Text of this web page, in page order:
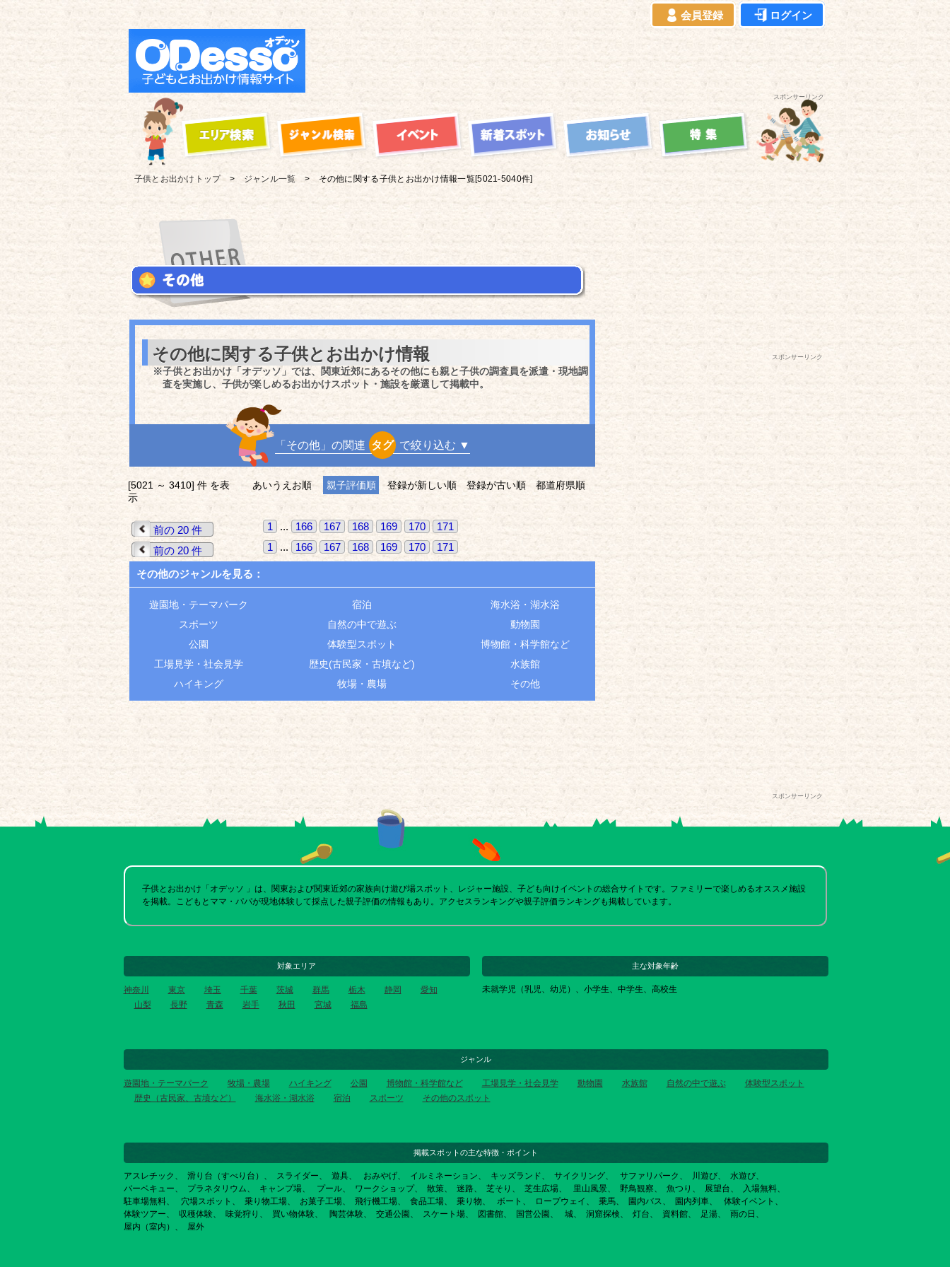
会員登録 ログイン
スポンサーリンク
子供とお出かけ トップ ジャンル一覧 その他に関する子供とお出かけ情報一覧[5021-5040件]
その他に関する子供とお出かけ情報
※子供とお出かけ「オデッソ」では、関東近郊にあるその他にも親と子供の調査員を派遣・現地調
査を実施し、子供が楽しめるお出かけスポット・施設を厳選して掲載中。
「その他」の関連 タグ で絞り込む ▼
[5021 ～ 3410] 件 を表
示
あいうえお順 親子評価順 登録が新しい順 登録が古い順 都道府県順
前の 20 件 1 ... 166 167 168 169 170
171
前の 20 件
1 ... 166 167 168 169 170 171
その他のジャンルを見る：
遊園地・テーマパーク
スポーツ
公園
工場見学・社会見学
ハイキング
宿泊
自然の中で遊ぶ
体験型スポット
歴史(古民家・古墳など)
牧場・農場
海水浴・湖水浴
動物園
博物館・科学館など
水族館
その他
スポンサーリンク
スポンサーリンク
子供とお出かけ「オデッソ 」は、関東および関東近郊の家族向け遊び場スポット、レジャー施設、子ども向けイベントの総合サイトです。ファミリーで楽しめるオススメ施設
を掲載。こどもとママ・パパが現地体験して採点した親子評価の情報もあり。アクセスランキングや親子評価ランキングも掲載しています。
対象エリア
神奈川 東京 埼玉 千葉 茨城 群馬 栃木 静岡
愛知
山梨
長野 青森 岩手 秋田 宮城 福島
主な対象年齢
未就学児（乳児、幼児）、小学生、中学生、高校生
ジャンル
遊園地・テーマパーク 牧場・農場 ハイキング 公園 博物館・科学館など 工場見学・社会見学 動物園 水族館 自然の中で遊ぶ
体験型スポット
歴史（古民家、古墳など）
海水浴・湖水浴 宿泊 スポーツ その他のスポット
掲載スポットの主な特徴・ポイント
アスレチック 滑り台（すべり台） スライダー 遊具 おみやげ イルミネーション キッズランド サイクリング サファリパーク 川遊び
水遊び
バーベキュー
プラネタリウム キャンプ場 プール ワークショップ 散策 迷路 芝そり 芝生広場 里山風景 野鳥観察 魚つり 展望台
入場無料
駐車場無料
穴場スポット 乗り物工場 お菓子工場 飛行機工場 食品工場 乗り物 ボート ロープウェイ 乗馬 園内バス 園内列車
体験イベント
体験ツアー
収穫体験 味覚狩り 買い物体験 陶芸体験 交通公園 スケート場 図書館 国営公園 城 洞窟探検 灯台 資料館 足湯
雨の日
屋内（室内）
屋外